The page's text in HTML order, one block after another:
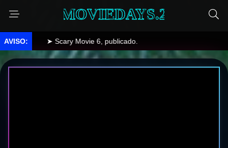
MOVIEDAYS.2
➤ Scary Movie 6, publicado.